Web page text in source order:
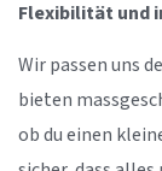
Flexibilität und
Wir passen uns
bieten
ob du einen